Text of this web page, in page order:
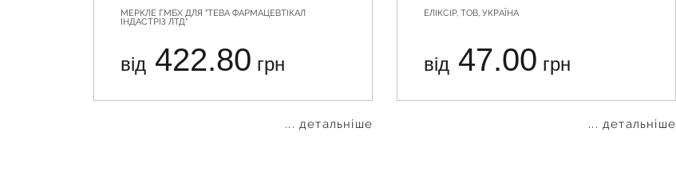
МЕРКЛЕ ГМБХ ДЛЯ "ТЕВА ФАРМАЦЕВТІКАЛ
ІНДАСТРІЗ ЛТД"
від 422.80 грн
... детальніше
ЕЛІКСІР, ТОВ, УКРАЇНА
від 47.00 грн
... детальніше